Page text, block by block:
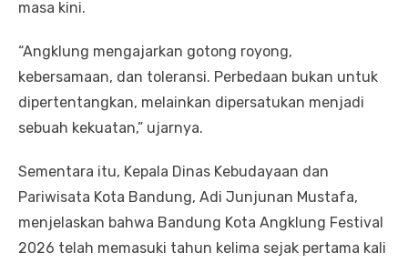
masa kini.
“Angklung mengajarkan gotong royong,
kebersamaan, dan toleransi. Perbedaan bukan untuk
dipertentangkan, melainkan dipersatukan menjadi
sebuah kekuatan,” ujarnya.
Sementara itu, Kepala Dinas Kebudayaan dan
Pariwisata Kota Bandung, Adi Junjunan Mustafa,
menjelaskan bahwa Bandung Kota Angklung Festival
2026 telah memasuki tahun kelima sejak pertama kali